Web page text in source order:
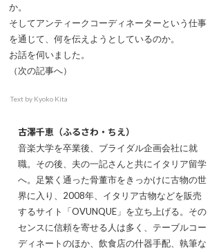
か。
そしてアンティークコーディネーターという仕事
を通じて、何を伝えようとしているのか。
お話を伺いました。
（次の記事へ）
Text by Kyoko Kita
古澤千恵（ふるさわ・ちえ）
音楽大学を卒業後、ブライダル企画会社に就
職。その後、夫の一記さんと共にイタリア留学
へ。足繁く通った骨董市をきっかけに古物の世
界に入り、2008年、イタリア古物などを販売
するサイト「OVUNQUE」を立ち上げる。その
センスに信頼を寄せる人は多く、テーブルコー
ディネートのほか、飲食店の什器手配、執筆な